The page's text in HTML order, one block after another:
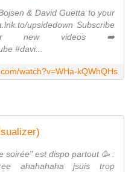
& David Guetta to your
upsidedown Subscribe
new videos ➡️
#davi...
watch?v=WHa-kQWhQHs
soirée" est dispo partout 🥳 :
ahahahaha jsuis trop